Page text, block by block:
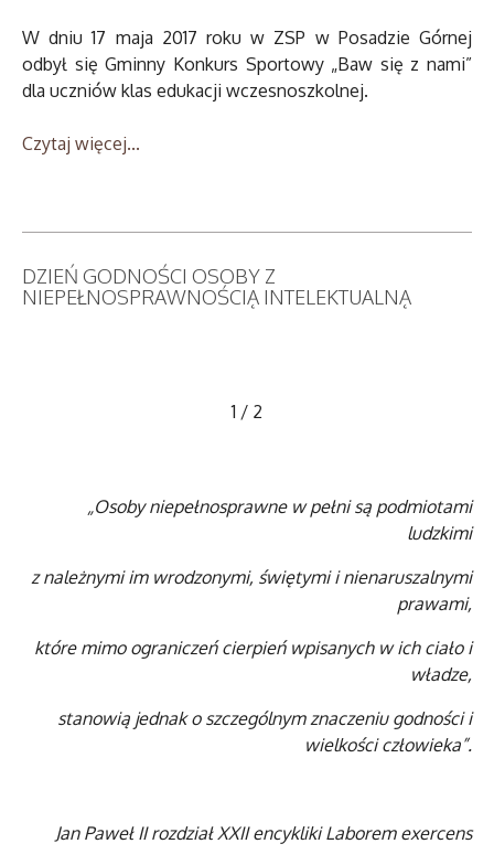
W dniu 17 maja 2017 roku w ZSP w Posadzie Górnej
odbył się Gminny Konkurs Sportowy „Baw się z nami”
dla uczniów klas edukacji wczesnoszkolnej.
Czytaj więcej...
DZIEŃ GODNOŚCI OSOBY Z
NIEPEŁNOSPRAWNOŚCIĄ INTELEKTUALNĄ
1 / 2
„Osoby niepełnosprawne w pełni są podmiotami
ludzkimi
z należnymi im wrodzonymi, świętymi i nienaruszalnymi
prawami,
które mimo ograniczeń cierpień wpisanych w ich ciało i
władze,
stanowią jednak o szczególnym znaczeniu godności i
wielkości człowieka”.
Jan Paweł II rozdział XXII encykliki Laborem exercens